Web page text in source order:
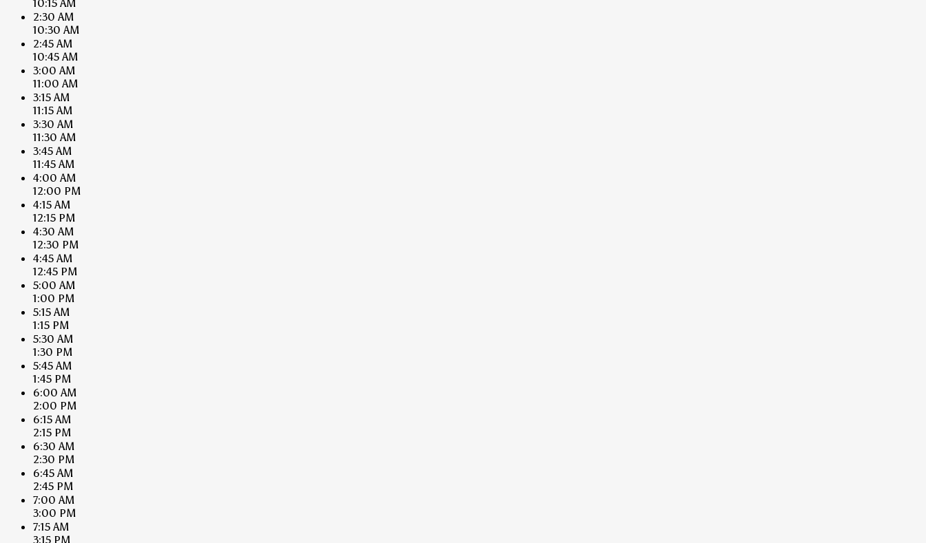
10:15 AM
2:30 AM
10:30 AM
2:45 AM
10:45 AM
3:00 AM
11:00 AM
3:15 AM
11:15 AM
3:30 AM
11:30 AM
3:45 AM
11:45 AM
4:00 AM
12:00 PM
4:15 AM
12:15 PM
4:30 AM
12:30 PM
4:45 AM
12:45 PM
5:00 AM
1:00 PM
5:15 AM
1:15 PM
5:30 AM
1:30 PM
5:45 AM
1:45 PM
6:00 AM
2:00 PM
6:15 AM
2:15 PM
6:30 AM
2:30 PM
6:45 AM
2:45 PM
7:00 AM
3:00 PM
7:15 AM
3:15 PM